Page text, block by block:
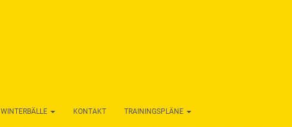
WINTERBÄLLE KONTAKT TRAININGSPLÄNE